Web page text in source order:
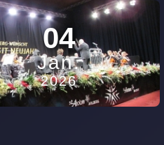
04
Jan.
2026